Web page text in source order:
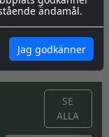
ändamål.
Jag godkänner
i
SE
ALLA